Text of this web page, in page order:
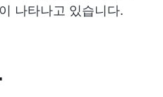
나타나고 있습니다.